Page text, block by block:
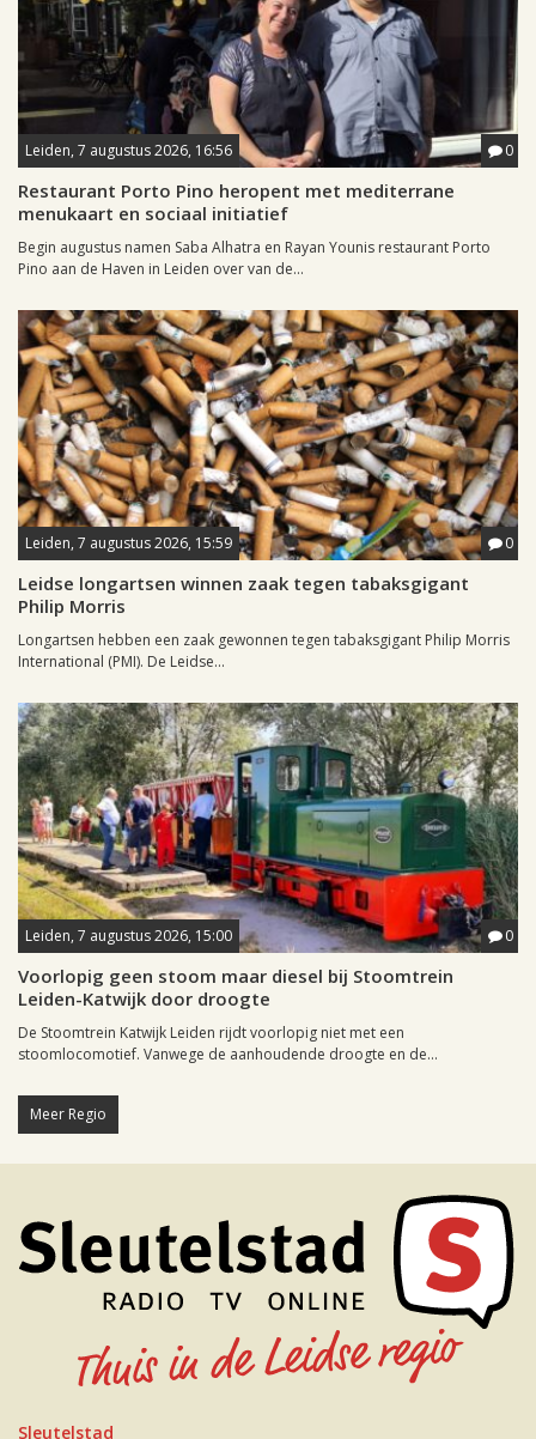
Leiden, 7 augustus 2026, 16:56 0
Restaurant Porto Pino heropent met mediterrane
menukaart en sociaal initiatief
Begin augustus namen Saba Alhatra en Rayan Younis restaurant Porto
Pino aan de Haven in Leiden over van de...
Leiden, 7 augustus 2026, 15:59 0
Leidse longartsen winnen zaak tegen tabaksgigant
Philip Morris
Longartsen hebben een zaak gewonnen tegen tabaksgigant Philip Morris
International (PMI). De Leidse...
Leiden, 7 augustus 2026, 15:00 0
Voorlopig geen stoom maar diesel bij Stoomtrein
Leiden-Katwijk door droogte
De Stoomtrein Katwijk Leiden rijdt voorlopig niet met een
stoomlocomotief. Vanwege de aanhoudende droogte en de...
Meer Regio
Sleutelstad